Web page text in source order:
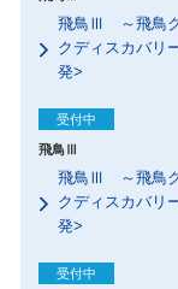
飛鳥Ⅲ ～飛鳥ク
クディスカバリ
発>
飛鳥Ⅲ
受付中
飛鳥Ⅲ ～飛鳥ク
クディスカバリ
発>
受付中